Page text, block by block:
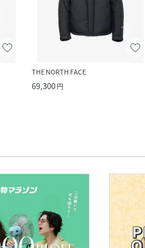
THE NORTH FACE
69,300円